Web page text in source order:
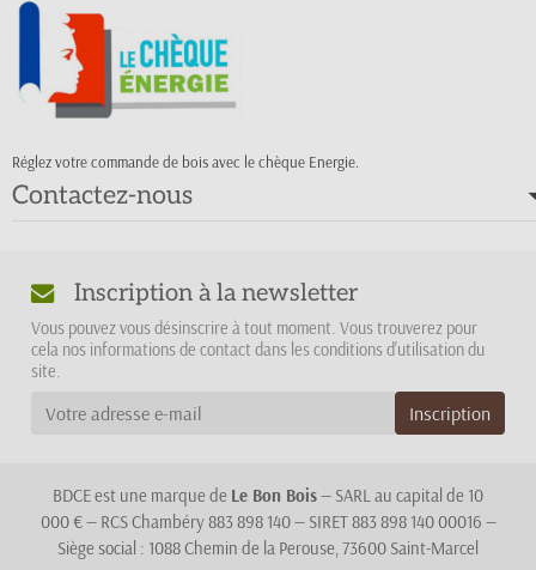
Réglez votre commande de bois avec le chèque Energie.
Contactez-nous
Inscription à la newsletter
Vous pouvez vous désinscrire à tout moment. Vous trouverez pour
cela nos informations de contact dans les conditions d'utilisation du
site.
BDCE est une marque de Le Bon Bois— SARL au capital de 10
000 € — RCS Chambéry 883 898 140 — SIRET 883 898 140 00016 —
Siège social : 1088 Chemin de la Perouse, 73600 Saint-Marcel